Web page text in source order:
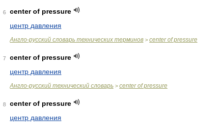
6
center of pressure
центр давления
Англо-русский словарь технических терминов > center of pressure
7
center of pressure
центр давления
Англо-русский технический словарь > center of pressure
8
center of pressure
центр давления